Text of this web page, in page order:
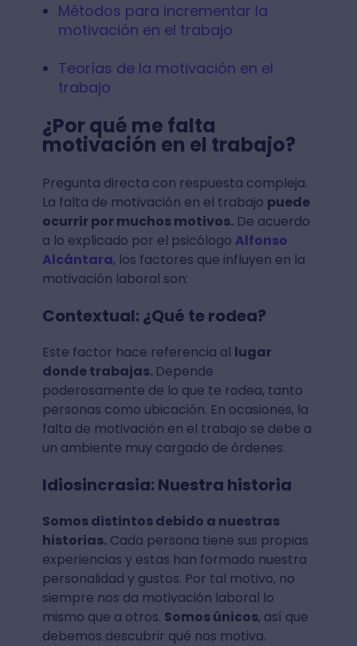
Métodos para incrementar la
motivación en el trabajo
Teorías de la motivación en el
trabajo
¿Por qué me falta
motivación en el trabajo?
Pregunta directa con respuesta compleja.
La falta de motivación en el trabajo puede
ocurrir por muchos motivos.De acuerdo
a lo explicado por el psicólogo Alfonso
Alcántara, los factores que influyen en la
motivación laboral son:
Contextual: ¿Qué te rodea?
Este factor hace referencia al lugar
donde trabajas. Depende
poderosamente de lo que te rodea, tanto
personas como ubicación. En ocasiones, la
falta de motivación en el trabajo se debe a
un ambiente muy cargado de órdenes.
Idiosincrasia: Nuestra historia
Somos distintos debido a nuestras
historias.Cada persona tiene sus propias
experiencias y estas han formado nuestra
personalidad y gustos. Por tal motivo, no
siempre nos da motivación laboral lo
mismo que a otros. Somos únicos, así que
debemos descubrir qué nos motiva.